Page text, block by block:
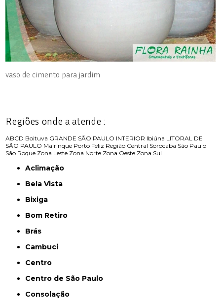
vaso de cimento para jardim
Regiões onde a atende :
ABCD Boituva GRANDE SÃO PAULO INTERIOR Ibiúna LITORAL DE
SÃO PAULO Mairinque Porto Feliz Região Central Sorocaba São Paulo
São Roque Zona Leste Zona Norte Zona Oeste Zona Sul
Aclimação
Bela Vista
Bixiga
Bom Retiro
Brás
Cambuci
Centro
Centro de São Paulo
Consolação